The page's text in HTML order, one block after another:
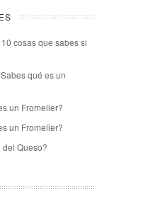
10 cosas que sabes si
qué es un
un Fromelier?
un Fromelier?
Queso?